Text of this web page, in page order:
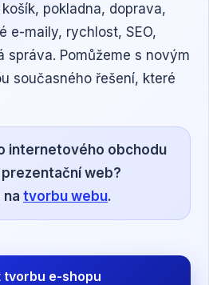
pokladna, doprava,
e-maily, rychlost, SEO,
správa. Pomůžeme s novým
současného řešení, které
internetového obchodu
web?
tvorbu webu.
tvorbu e-shopu